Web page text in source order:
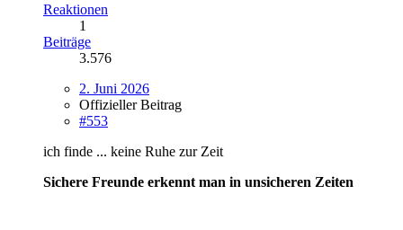
Reaktionen
1
Beiträge
3.576
2. Juni 2026
Offizieller Beitrag
#553
ich finde ... keine Ruhe zur Zeit
Sichere Freunde erkennt man in unsicheren Zeiten